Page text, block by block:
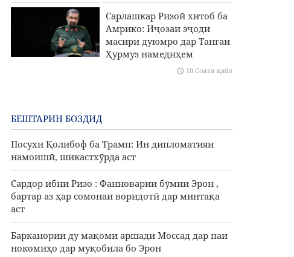
Сарлашкар Ризоӣ хитоб ба
Амрико: Иҷозаи эҷоди
масири дуюмро дар Тангаи
Ҳурмуз намедиҳем
10 Соати қабл
БЕШТАРИН БОЗДИД
Посухи Қолибоф ба Трамп: Ин дипломатияи
намоишӣ, шикастхӯрда аст
Сардор ибни Ризо : Фанноварии бӯмии Эрон ,
бартар аз ҳар сомонаи воридотӣ дар минтақа
аст
Барканории ду мақоми аршади Моссад дар паи
нокомиҳо дар муқобила бо Эрон